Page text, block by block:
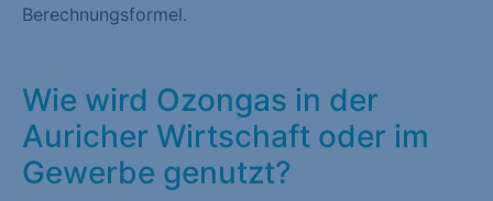
Berechnungsformel.
Wie wird Ozongas in der
Auricher Wirtschaft oder im
Gewerbe genutzt?